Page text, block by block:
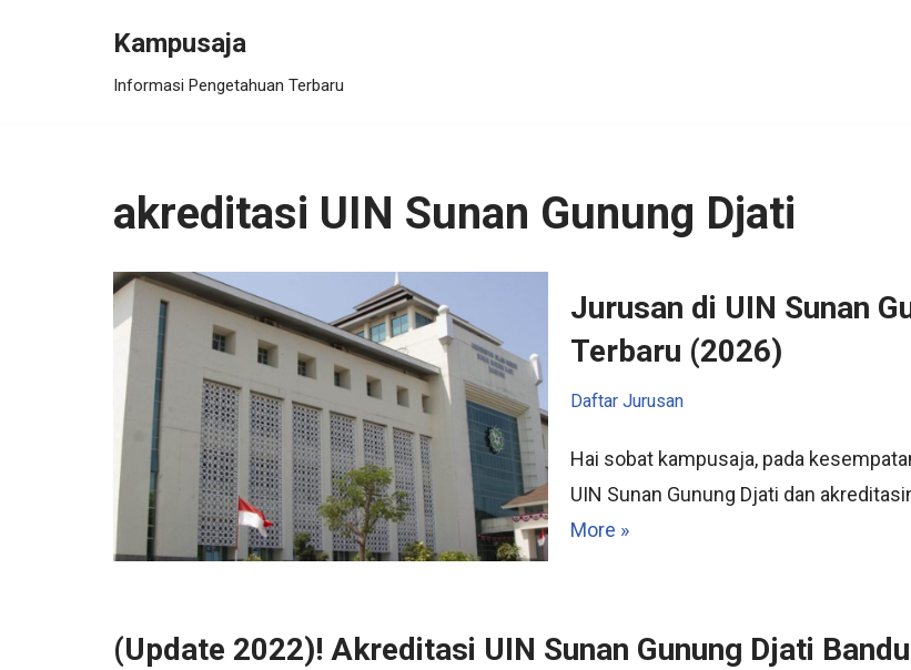
Kampusaja
Informasi Pengetahuan Terbaru
akreditasi UIN Sunan Gunung Djati
Jurusan di UIN Sunan
Terbaru (2026)
Daftar Jurusan
Hai sobat kampusaja, pada
UIN Sunan Gunung Djati dan
More »
(Update 2022)! Akreditasi UIN Sunan Gunung Djati